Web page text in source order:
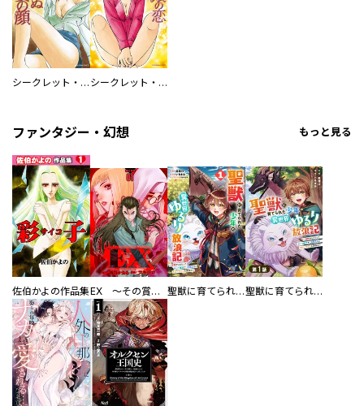
シークレット・ラブ 見知らぬ妻の顔 シークレット・ラブ 風俗嬢の恋
ファンタジー・幻想 もっと見る
佐伯かよの作品集 EX ～その賞金稼ぎは、世界の出口を探す～【単行本版】 聖獣に育てられた少年の異世界ゆるり放浪記～神様からもらったチート魔法で、仲間たちとスローライフを満喫中～ 聖獣に育てられた少年の異世界ゆるり放浪記～神様からもらったチート魔法で、仲間たちとスローライフを満喫中～【分冊版】